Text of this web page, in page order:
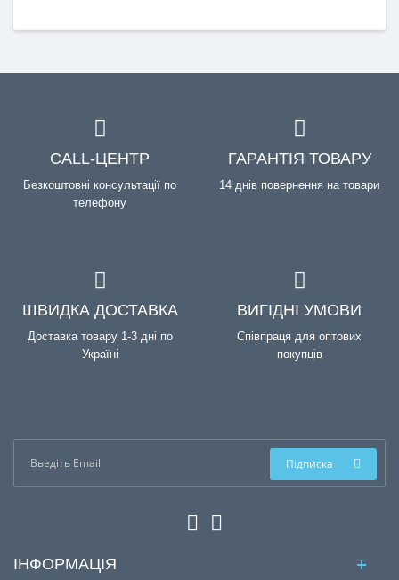
CALL-ЦЕНТР
Безкоштовні консультації по
телефону
ГАРАНТІЯ ТОВАРУ
14 днів повернення на товари
ШВИДКА ДОСТАВКА
Доставка товару 1-3 дні по
Україні
ВИГІДНІ УМОВИ
Співпраця для оптових
покупців
Підписка
ІНФОРМАЦІЯ